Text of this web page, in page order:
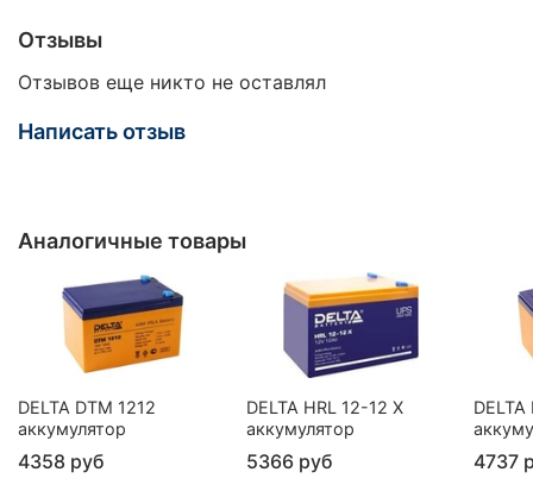
Отзывы
Отзывов еще никто не оставлял
Написать отзыв
Аналогичные товары
DELTA DTM 1212
аккумулятор
4358 руб
DELTA HRL 12-12 X
аккумулятор
5366 руб 4737